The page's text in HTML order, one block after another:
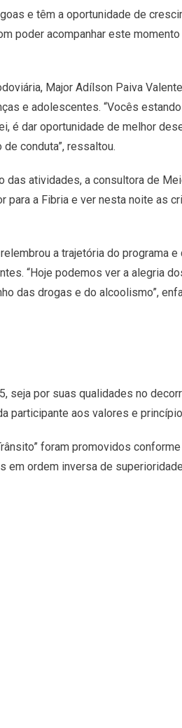
e têm a oportunidade de
poder acompanhar este
Major Adílson Paiva
e adolescentes. “Vocês
é dar oportunidade de melhor
conduta”, ressaltou.
atividades, a consultora de
para a Fibria e ver nesta noite as
a trajetória do programa
“Hoje podemos ver a alegria
das drogas e do alcoolismo”,
seja por suas qualidades no
participante aos valores e
foram promovidos
em ordem inversa de